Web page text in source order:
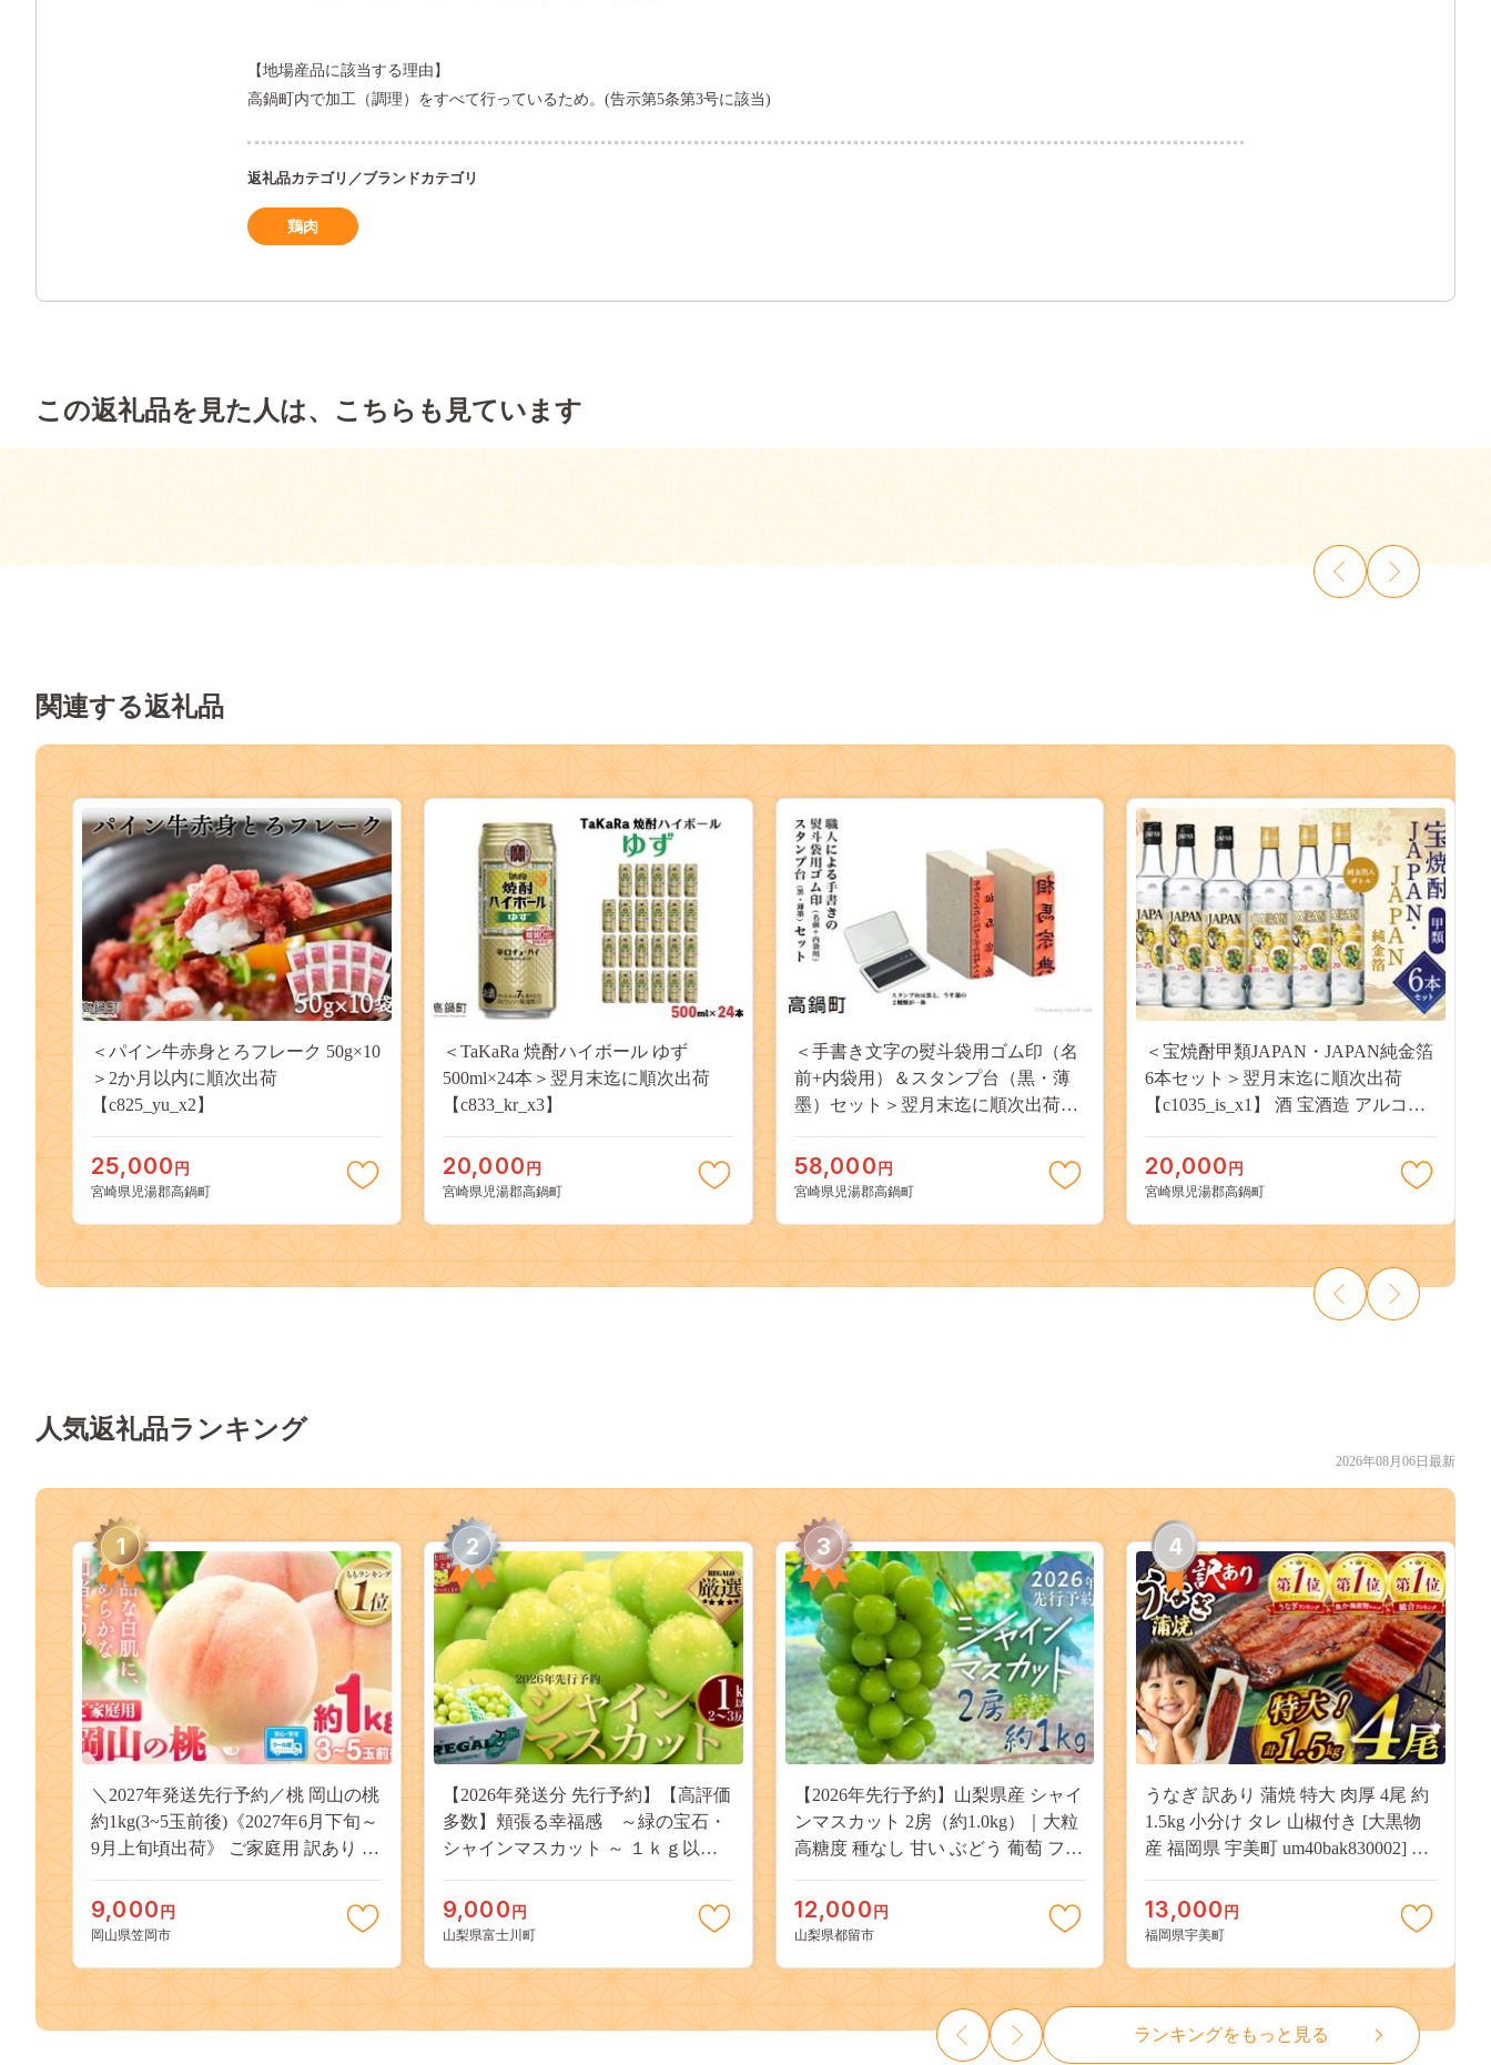
【地場産品に該当する理由】
高鍋町内で加工（調理）をすべて行っているため。(告示第5条第3号に該当)
返礼品カテゴリ／ブランドカテゴリ
鶏肉
この返礼品を見た人は、こちらも見ています
関連する返礼品
＜パイン牛赤身とろフレーク 50g×10
＞2か月以内に順次出荷
【c825_yu_x2】
25,000 円
宮崎県児湯郡高鍋町
＜TaKaRa 焼酎ハイボール ゆず
500ml×24本＞翌月末迄に順次出荷
【c833_kr_x3】
20,000 円
宮崎県児湯郡高鍋町
＜手書き文字の熨斗袋用ゴム印（名
前+内袋用）＆スタンプ台（黒・薄
墨）セット＞翌月末迄に順次出荷
58,000 円
宮崎県児湯郡高鍋町
＜宝焼酎甲類JAPAN・JAPAN純金箔
6本セット＞翌月末迄に順次出荷
【c1035_is_x1】 酒 宝酒造 アルコー
20,000 円
宮崎県児湯郡高鍋町
人気返礼品ランキング
2026年08月06日最新
1
＼2027年発送先行予約／桃 岡山の桃
約1kg(3~5玉前後)《2027年6月下旬～
9月上旬頃出荷》 ご家庭用 訳あり 白
果物 デザート 旬 モモ もも 先行予約
送料無料 果物 岡山県 笠岡市 清水白
kasaoka_zsy_419_100---
9,000 円
岡山県笠岡市
2
【2026年発送分 先行予約】【高評価
多数】頬張る幸福感 ～緑の宝石・
シャインマスカット ～ １ｋｇ以上
物 くだもの シャイン マスカット ぶ
どう ブドウ 葡萄 大粒 種なし 先行予
九千円
9,000 円
山梨県富士川町
3
【2026年先行予約】山梨県産 シャイ
ンマスカット 2房（約1.0kg）｜大粒
高糖度 種なし 甘い ぶどう 葡萄 フル
JX003
12,000 円
山梨県都留市
4
うなぎ 訳あり 蒲焼 特大 肉厚 4尾 約
1.5kg 小分け タレ 山椒付き [大黒物
産 福岡県 宇美町 um40bak830002] 不
うなぎ蒲焼 鰻蒲焼き 蒲焼き かば焼
き 真空パック 個包装 冷凍 13000
13,000 円
福岡県宇美町
ランキングをもっと見る